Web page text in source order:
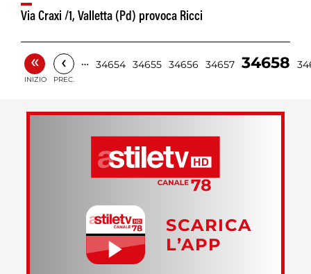
Via Craxi /1, Valletta (Pd) provoca Ricci
«
INIZIO
‹
PREC.
… 34654 34655 34656 34657 34658
SCARICA
L’APP